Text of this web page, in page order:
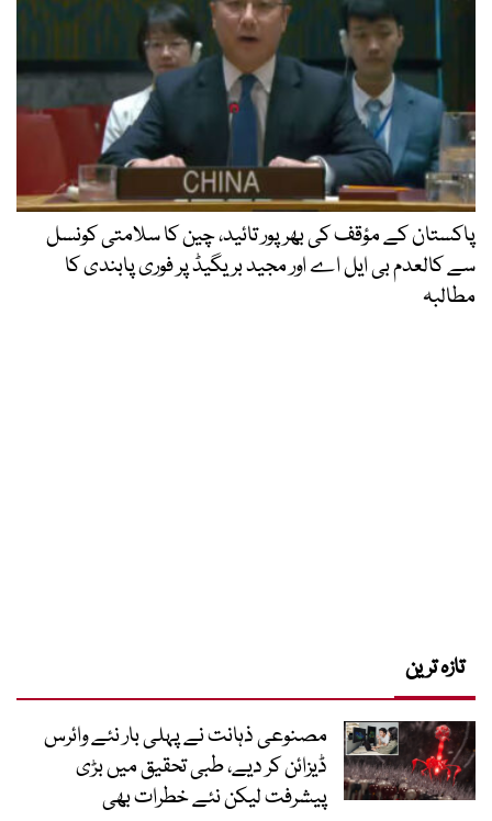
پاکستان کے مؤقف کی بھرپور تائید، چین کا سلامتی کونسل
سے کالعدم بی ایل اے اور مجید بریگیڈ پر فوری پابندی کا
مطالبہ
تازہ ترین
مصنوعی ذہانت نے پہلی بار نئے وائرس
ڈیزائن کر دیے، طبی تحقیق میں بڑی
پیشرفت لیکن نئے خطرات بھی